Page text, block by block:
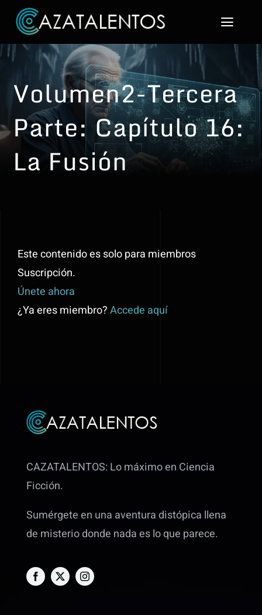
Skip
content
Inicio
La Saga
Los personajes
Galería de Imágenes
Volumen2-Tercera
Parte: Capítulo 16:
La Fusión
Este contenido es solo para miembros
Suscripción.
Únete ahora
¿Ya eres miembro?Accede aquí
CAZATALENTOS: Lo máximo en Ciencia
Ficción.
Sumérgete en una aventura distópica llena
de misterio donde nada es lo que parece.